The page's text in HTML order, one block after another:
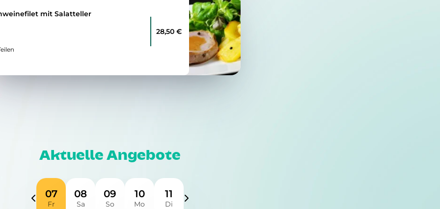
mit Salatteller
28,50 €
Aktuelle Angebote
07
Fr
08
Sa
09
So
10
Mo
11
Di